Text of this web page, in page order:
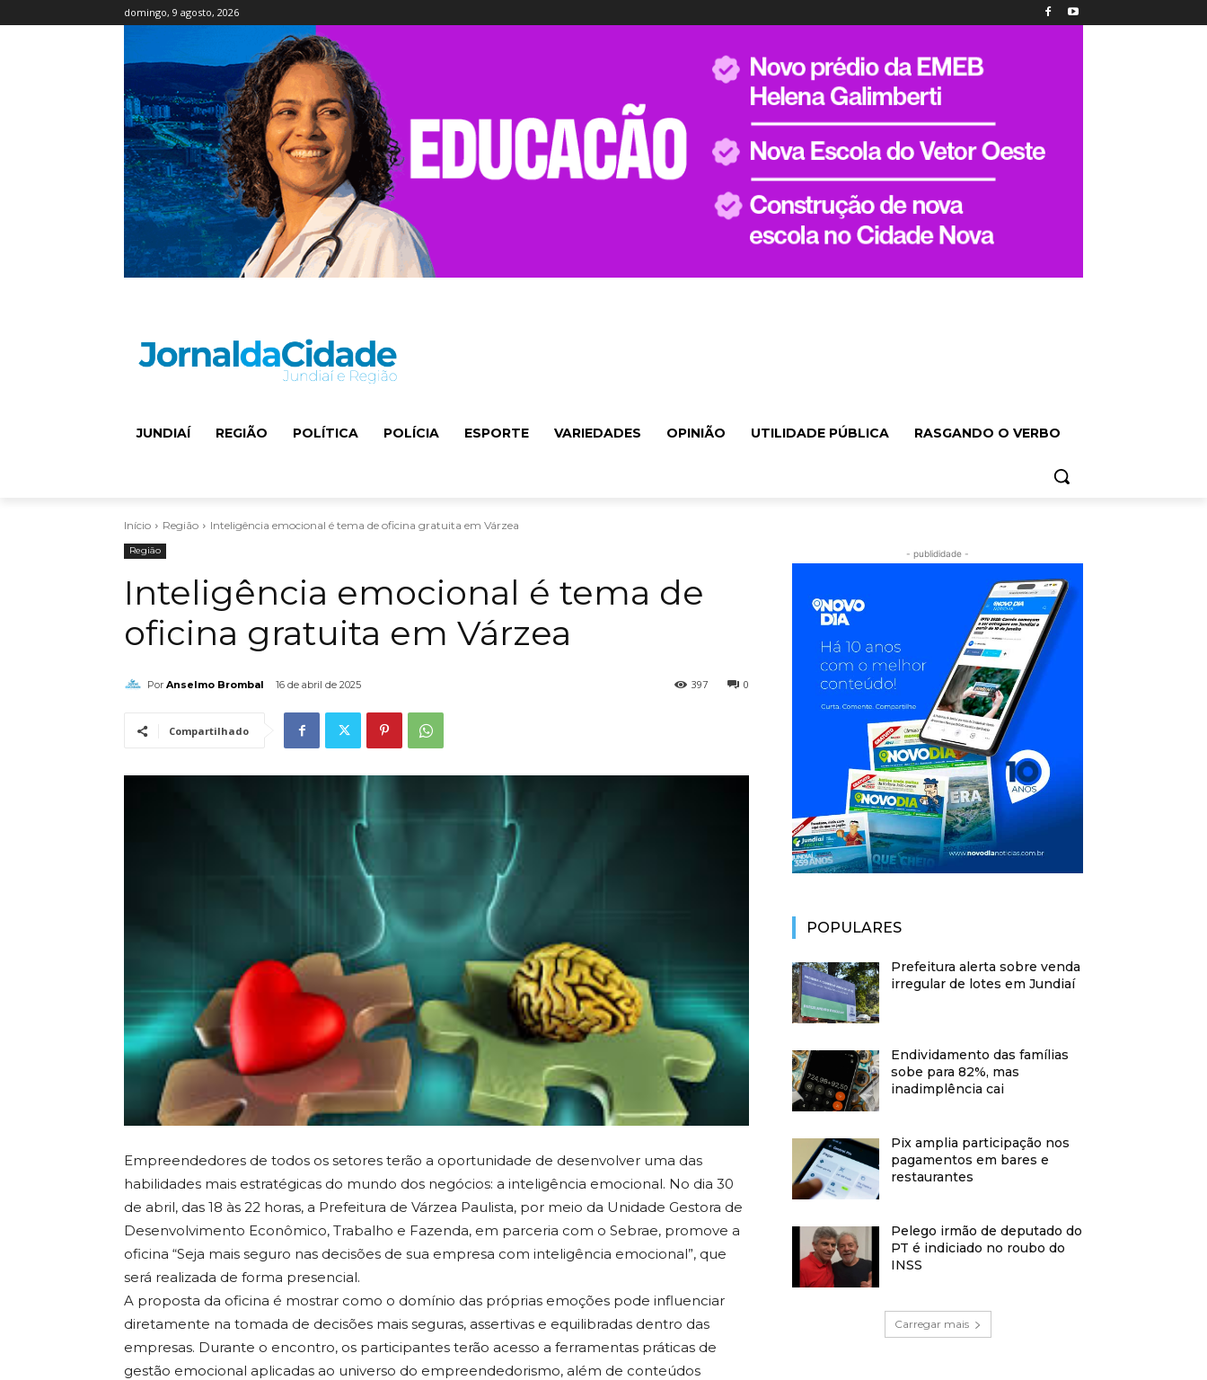
domingo, 9 agosto, 2026
JUNDIAÍ REGIÃO POLÍTICA POLÍCIA ESPORTE VARIEDADES OPINIÃO UTILIDADE PÚBLICA RASGANDO O VERBO
Início Região Inteligência emocional é tema de oficina gratuita em Várzea
Região
Inteligência emocional é tema de
oficina gratuita em Várzea
Por Anselmo Brombal 16 de abril de 2025 0
397
Compartilhado
Empreendedores de todos os setores terão a oportunidade de desenvolver uma das
habilidades mais estratégicas do mundo dos negócios: a inteligência emocional. No dia 30
de abril, das 18 às 22 horas, a Prefeitura de Várzea Paulista, por meio da Unidade Gestora de
Desenvolvimento Econômico, Trabalho e Fazenda, em parceria com o Sebrae, promove a
oficina “Seja mais seguro nas decisões de sua empresa com inteligência emocional”, que
será realizada de forma presencial.
A proposta da oficina é mostrar como o domínio das próprias emoções pode influenciar
diretamente na tomada de decisões mais seguras, assertivas e equilibradas dentro das
empresas. Durante o encontro, os participantes terão acesso a ferramentas práticas de
gestão emocional aplicadas ao universo do empreendedorismo, além de conteúdos
- publididade -
POPULARES
Prefeitura alerta sobre venda
irregular de lotes em Jundiaí
Endividamento das famílias
sobe para 82%, mas
inadimplência cai
Pix amplia participação nos
pagamentos em bares e
restaurantes
Pelego irmão de deputado do
PT é indiciado no roubo do
INSS
Carregar mais